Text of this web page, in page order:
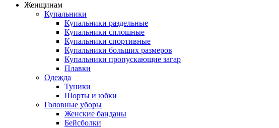
Женщинам
Купальники
Купальники раздельные
Купальники сплошные
Купальники спортивные
Купальники больших размеров
Купальники пропускающие загар
Плавки
Одежда
Туники
Шорты и юбки
Головные уборы
Женские банданы
Бейсболки